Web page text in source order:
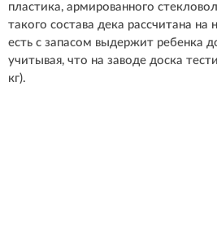
пластика, армированного
такого состава дека рассчитана на
есть с запасом выдержит ребенка
учитывая, что на заводе доска
кг).